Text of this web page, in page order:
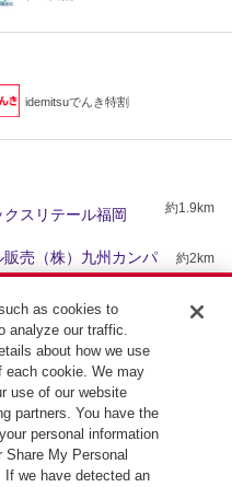
idemitsuでんき特割
スリテール福岡 約1.9km
売（株）九州カンパ
約2km
ドアップ 約2.2km
本宇佐美 九州支店
ル福岡
as cookies to
analyze our traffic.
about how we use
each cookie. We may
use of our website
partners. You have the
personal information
My Personal
If we have detected an